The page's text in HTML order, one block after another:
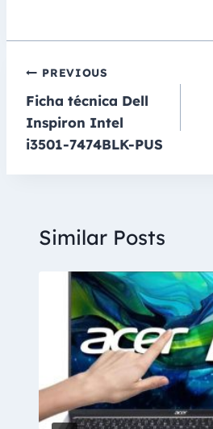
Navegación
de
entradas
PREVIOUS
Ficha técnica Dell
Inspiron Intel
i3501-7474BLK-PUS
Similar Posts